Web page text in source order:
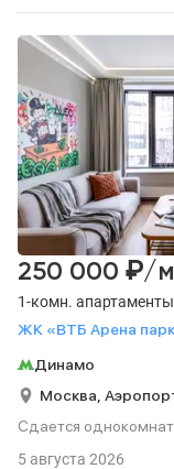
1-комн.
ЖК «ВТБ Арена
250 000 ₽/
Динамо
Москва,
Сдается
5 августа 2026